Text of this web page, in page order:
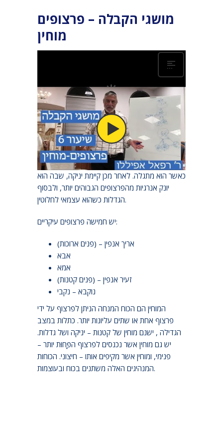
מושגי הקבלה – פרצופים
מוחין
בניית פרצוף מושגת באופן של זיווג (יחוד) של שני
פרצופים, זכריים ונקביים גבוהים יותר, ולאחריו תקופה
הנקראת הריון בתוך הפרצוף הנקבי העליון, ולידה,
כאשר הוא מתגלה. לאחר מכן קיימת יניקה, שבה הוא
יונק אנרגיות מהפרצופים הגבוהים יותר, ולבסוף
הגדלות כשהוא עצמאי לחלוטין.
יש חמישה פרצופים עיקריים:
אריך אנפין – (פנים ארוכות)
אבא
אמא
זעיר אנפין – (פנים קטנות)
נוקבא – נקבי
המוחין הם הכוח המנחה הניתן לפרצוף על ידי
פרצוף אחת או שתים עליונות יותר. כתלות במצב
הגדילה , ישנם מוחין של קטנות – יניקה ושל גדלות.
יש גם מוחין אשר נכנסים לפרצוף הפָּחוּת יותר –
פנימי, ומוחין אשר מקיפים אותו – חיצוני. הכוחות
המנהיגים האלה משתנים בכוח ובעוצמות.